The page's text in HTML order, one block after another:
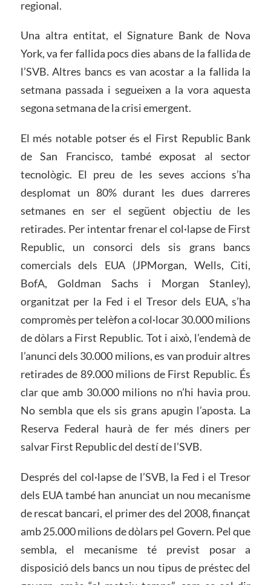
regional.
Una altra entitat, el Signature Bank de Nova
York, va fer fallida pocs dies abans de la fallida de
l’SVB. Altres bancs es van acostar a la fallida la
setmana passada i segueixen a la vora aquesta
segona setmana de la crisi emergent.
El més notable potser és el First Republic Bank
de San Francisco, també exposat al sector
tecnològic. El preu de les seves accions s’ha
desplomat un 80% durant les dues darreres
setmanes en ser el següent objectiu de les
retirades. Per intentar frenar el col·lapse de First
Republic, un consorci dels sis grans bancs
comercials dels EUA (JPMorgan, Wells, Citi,
BofA, Goldman Sachs i Morgan Stanley),
organitzat per la Fed i el Tresor dels EUA, s’ha
compromès per telèfon a col·locar 30.000 milions
de dòlars a First Republic. Tot i això, l’endemà de
l’anunci dels 30.000 milions, es van produir altres
retirades de 89.000 milions de First Republic. És
clar que amb 30.000 milions no n’hi havia prou.
No sembla que els sis grans apugin l’aposta. La
Reserva Federal haurà de fer més diners per
salvar First Republic del destí de l’SVB.
Després del col·lapse de l’SVB, la Fed i el Tresor
dels EUA també han anunciat un nou mecanisme
de rescat bancari, el primer des del 2008, finançat
amb 25.000 milions de dòlars pel Govern. Pel que
sembla, el mecanisme té previst posar a
disposició dels bancs un nou tipus de préstec del